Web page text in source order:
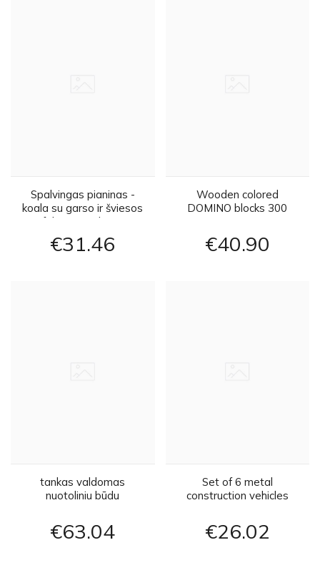
Spalvingas pianinas -
koala su garso ir šviesos
efektais - geltonas
€31 46
Wooden colored
DOMINO blocks 300
€40 90
tankas valdomas
nuotoliniu būdu
€63 04
Set of 6 metal
construction vehicles
€26 02